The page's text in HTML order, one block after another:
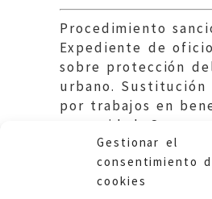
Gestionar el
consentimiento
cookies
Procedimiento
Expediente de
sobre protección
urbano. Sustitución
por trabajos en
comunidad.
Ayuntamiento de